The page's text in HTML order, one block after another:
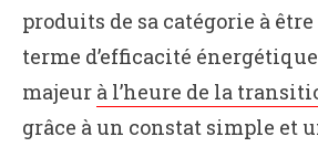
produits de sa catégorie à
terme d’efficacité
majeur à l’heure de la
grâce à un constat simple et